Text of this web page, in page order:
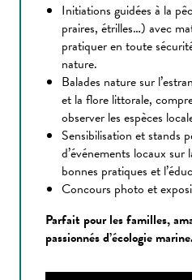
Initiations guidées à la
praires, étrilles…) avec
pratiquer en toute
nature.
Balades nature sur
et la flore littorale,
observer les espèces
Sensibilisation et stands
d’événements locaux sur
bonnes pratiques et
Concours photo et
Parfait pour les familles,
passionnés d’écologie